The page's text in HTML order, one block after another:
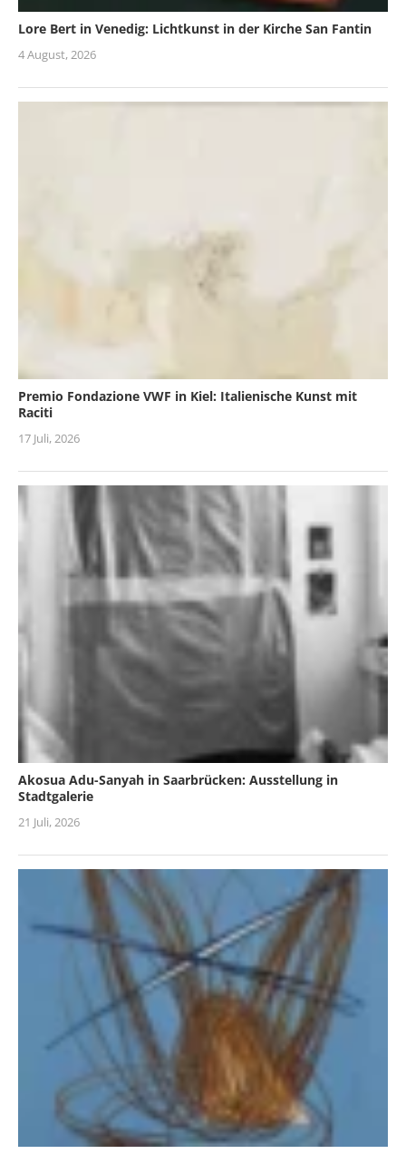
Lore Bert in Venedig: Lichtkunst in der Kirche San Fantin
4 August, 2026
Premio Fondazione VWF in Kiel: Italienische Kunst mit
Raciti
17 Juli, 2026
Akosua Adu-Sanyah in Saarbrücken: Ausstellung in
Stadtgalerie
21 Juli, 2026